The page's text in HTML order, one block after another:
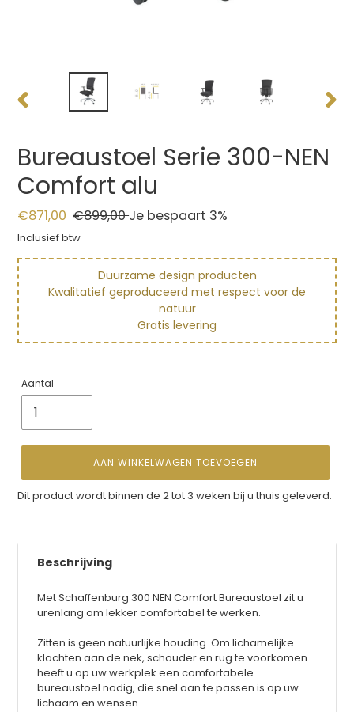
Bureaustoel Serie 300-NEN
Comfort alu
Aanbiedingsprijs
€871,00 Normale
prijs
€899,00Je bespaart 3%
Inclusief btw
Duurzame design producten
Kwalitatief geproduceerd met respect voor de
natuur
Gratis levering
Aantal
AAN WINKELWAGEN TOEVOEGEN
Product
je
winkelwagen
Dit product wordt binnen de 2 tot 3 weken bij u thuis geleverd.
Beschrijving
Met Schaffenburg 300 NEN Comfort Bureaustoel zit u
urenlang om lekker comfortabel te werken.
Zitten is geen natuurlijke houding. Om lichamelijke
klachten aan de nek, schouder en rug te voorkomen
heeft u op uw werkplek een comfortabele
bureaustoel nodig, die snel aan te passen is op uw
lichaam en wensen.